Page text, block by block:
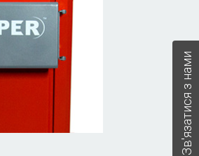
Зв'язатися з нами